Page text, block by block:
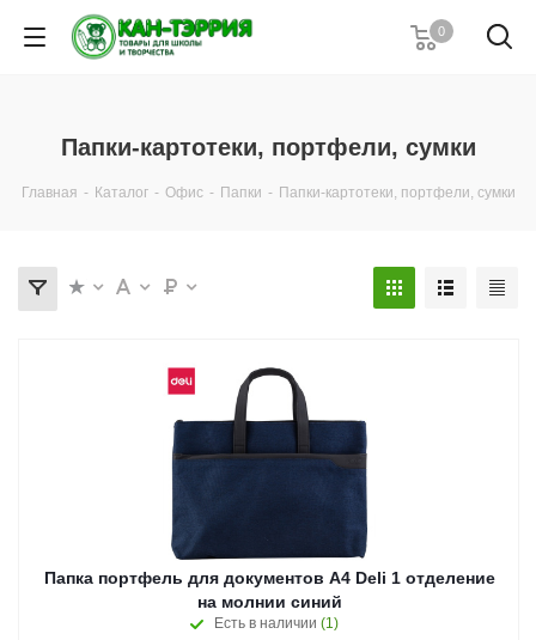
0
Папки-картотеки, портфели, сумки
Главная - Каталог - Офис - Папки - Папки-картотеки, портфели, сумки
Папка портфель для документов А4 Deli 1 отделение
на молнии синий
Есть в наличии (1)